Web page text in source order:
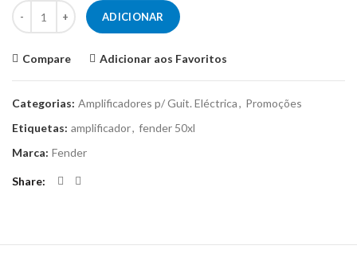
Quantidade de Amplificador - Fender Champion 50XL
ADICIONAR
Compare Adicionar aos Favoritos
Categorias: Amplificadores p/ Guit. Eléctrica, Promoções
Etiquetas: amplificador, fender 50xl
Marca: Fender
Share